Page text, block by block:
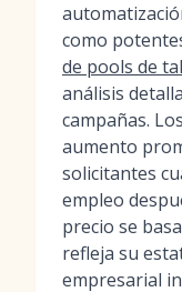
como
de pools de
análisis
campañas.
aumento
solicitantes
empleo
precio se
refleja su
empresarial